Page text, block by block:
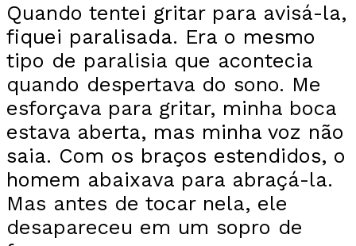
Quando tentei gritar para avisá-la,
fiquei paralisada. Era o mesmo
tipo de paralisia que acontecia
quando despertava do sono. Me
esforçava para gritar, minha boca
estava aberta, mas minha voz não
saia. Com os braços estendidos, o
homem abaixava para abraçá-la.
Mas antes de tocar nela, ele
desapareceu em um sopro de